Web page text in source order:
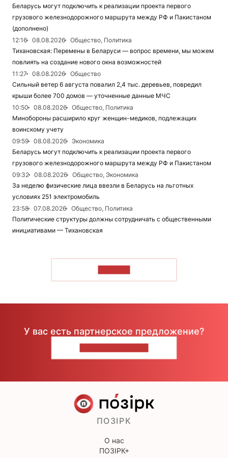
Беларусь могут подключить к реализации проекта первого
грузового железнодорожного маршрута между РФ и Пакистаном
(дополнено)
12:16
08.08.2026
Общество, Политика
Тихановская: Перемены в Беларуси — вопрос времени, мы можем
повлиять на создание нового окна возможностей
11:27
08.08.2026
Общество
Сильный ветер 6 августа повалил 2,4 тыс. деревьев, повредил
крыши более 700 домов — уточненные данные МЧС
10:50
08.08.2026
Общество, Политика
Минобороны расширило круг женщин-медиков, подлежащих
воинскому учету
09:59
08.08.2026
Экономика
Беларусь могут подключить к реализации проекта первого
грузового железнодорожного маршрута между РФ и Пакистаном
09:32
08.08.2026
Общество, Экономика
За неделю физические лица ввезли в Беларусь на льготных
условиях 251 электромобиль
23:58
07.08.2026
Общество, Политика
Политические структуры должны сотрудничать с общественными
инициативами — Тихановская
У вас есть партнерское предложение?
ПОЗІРК
О нас
ПОЗІРК+